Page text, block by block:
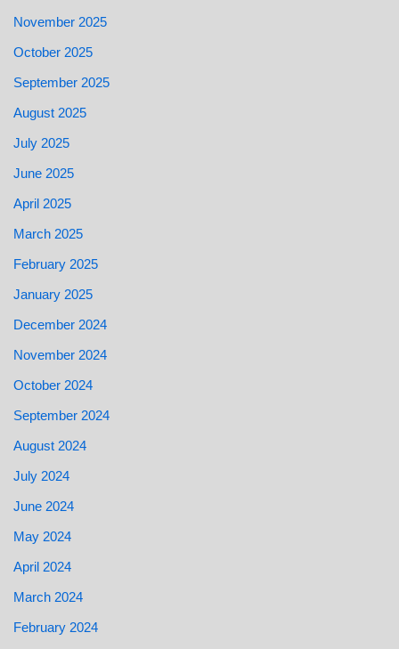
November 2025
October 2025
September 2025
August 2025
July 2025
June 2025
April 2025
March 2025
February 2025
January 2025
December 2024
November 2024
October 2024
September 2024
August 2024
July 2024
June 2024
May 2024
April 2024
March 2024
February 2024